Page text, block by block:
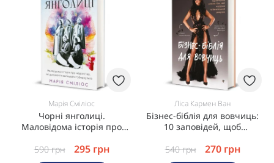
Марія Сміліос
Чорні янголиці.
Маловідома історія про
вилікувати туберкульоз
590грн 295 грн
Ліса Кармен Ван
Бізнес-біблія для вовчиць:
10 заповідей, щоб
хорошої дівчинки й узяти
під контроль власне тіло,
540грн 270 грн